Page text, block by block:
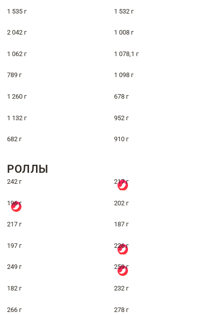
1 535 г 1 532 г
2 042 г 1 008 г
1 062 г 1 078,1 г
789 г 1 098 г
1 260 г 678 г
1 132 г 952 г
682 г 910 г
РОЛЛЫ
242 г 217 г
196 г 202 г
217 г 187 г
197 г 226 г
249 г 259 г
182 г 232 г
266 г 278 г